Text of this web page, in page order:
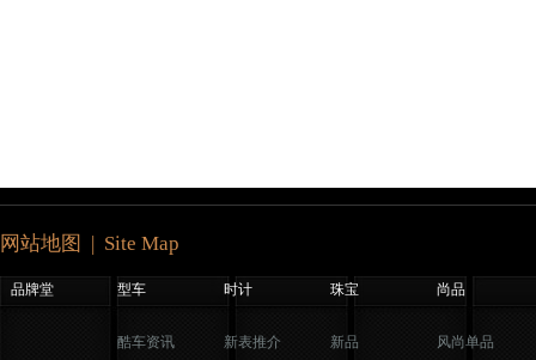
网站地图 | Site Map
品牌堂 型车 时计 珠宝 尚品
酷车资讯 新表推介 新品 风尚单品